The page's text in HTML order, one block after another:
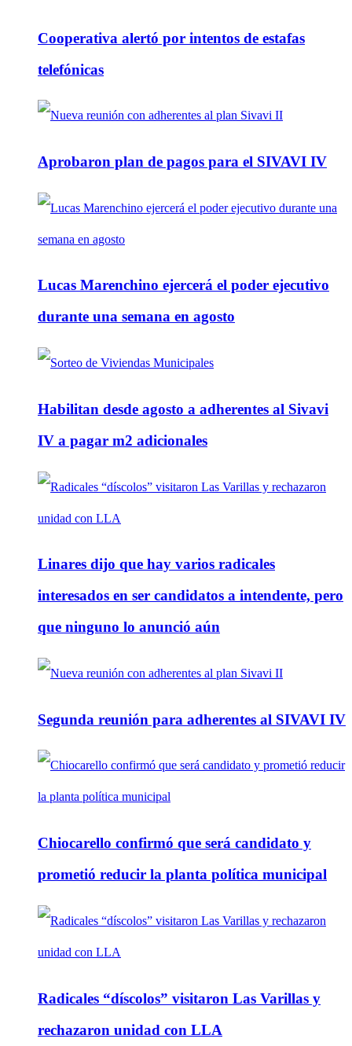
Cooperativa alertó por intentos de estafas
telefónicas
Aprobaron plan de pagos para el SIVAVI IV
Lucas Marenchino ejercerá el poder ejecutivo
durante una semana en agosto
Habilitan desde agosto a adherentes al Sivavi
IV a pagar m2 adicionales
Linares dijo que hay varios radicales
interesados en ser candidatos a intendente, pero
que ninguno lo anunció aún
Segunda reunión para adherentes al SIVAVI IV
Chiocarello confirmó que será candidato y
prometió reducir la planta política municipal
Radicales “díscolos” visitaron Las Varillas y
rechazaron unidad con LLA